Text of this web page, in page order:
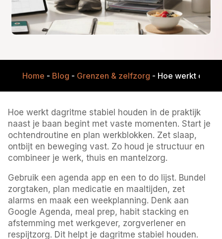
Home - Blog - Grenzen & zelfzorg - Hoe werkt
Hoe werkt dagritme stabiel houden in de praktijk
naast je baan begint met vaste momenten. Start je
ochtendroutine en plan werkblokken. Zet slaap,
ontbijt en beweging vast. Zo houd je structuur en
combineer je werk, thuis en mantelzorg.
Gebruik een agenda app en een to do lijst. Bundel
zorgtaken, plan medicatie en maaltijden, zet
alarms en maak een weekplanning. Denk aan
Google Agenda, meal prep, habit stacking en
afstemming met werkgever, zorgverlener en
respijtzorg. Dit helpt je dagritme stabiel houden.